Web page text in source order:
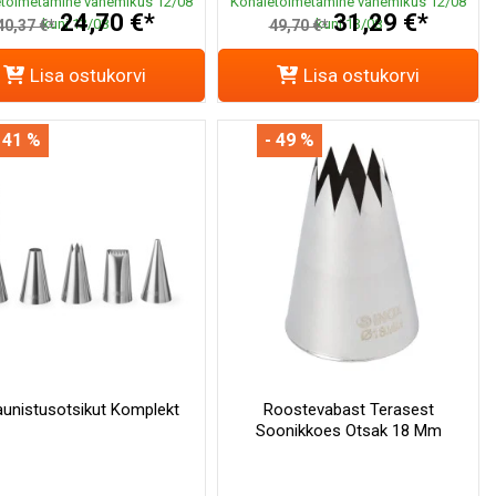
kuni 13/08
€* 24,70 €*
Lisa ostukorvi
kuni 13/08
49,70 €* 31,29 €*
Lisa ostukorvi
Komplekt
%
Roostevabast Terasest
Soonikkoes Otsak 18 Mm
- 49 %